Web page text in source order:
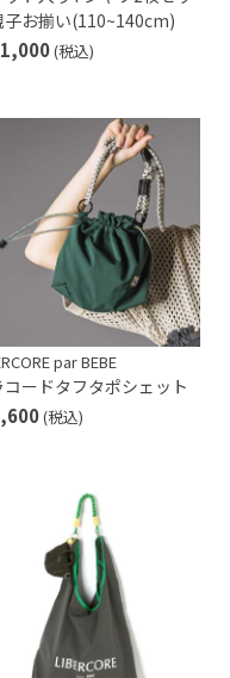
子お揃い(110~140cm)
(税込)
par BEBE
コードタフタポシェット
(税込)